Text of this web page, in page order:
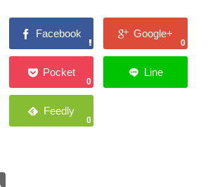
0
0
0